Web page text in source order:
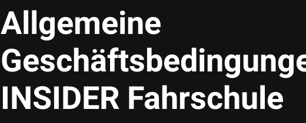
Allgemeine
INSIDER Fahrschule